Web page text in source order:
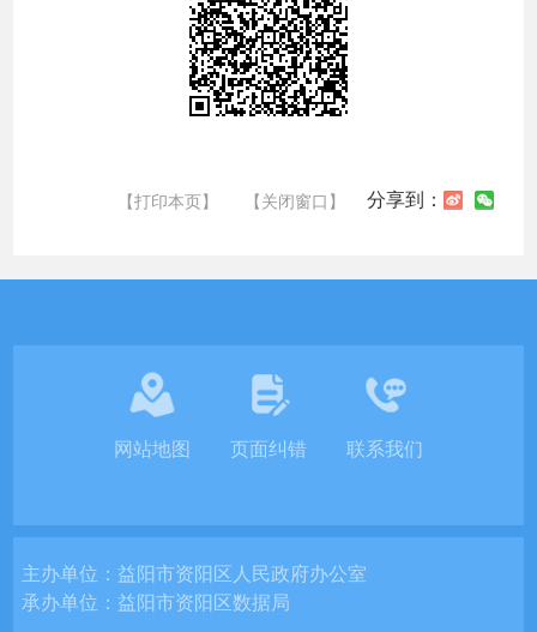
【打印本页】 【关闭窗口】 分享到：
网站地图 页面纠错 联系我们
主办单位：益阳市资阳区人民政府办公室
承办单位：益阳市资阳区数据局